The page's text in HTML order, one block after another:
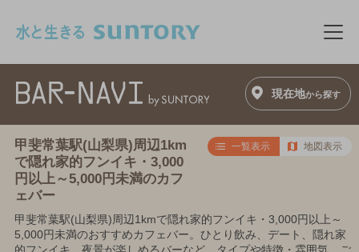
メ
現在地から探す
甲斐常葉駅(山梨県)周辺1km
で隠れ家的フンイキ・3,000
円以上～5,000円未満のカフ
ェバー
一覧表示 地図表示
甲斐常葉駅(山梨県)周辺1kmで隠れ家的フンイキ・3,000円以上～
5,000円未満のおすすめカフェバー。ひとり飲み、デート、隠れ家